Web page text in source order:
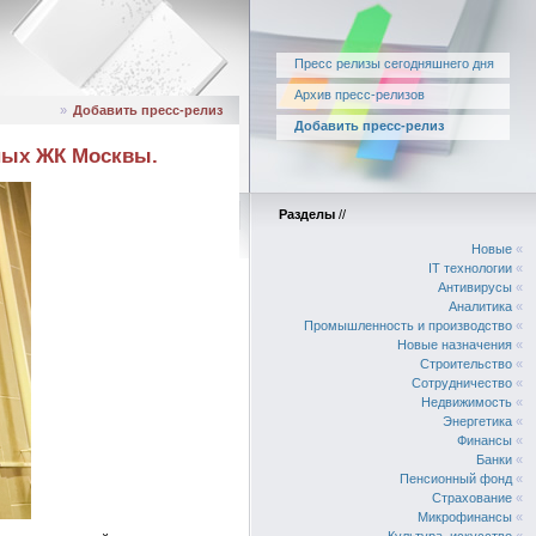
Пресс релизы сегодняшнего дня
Архив пресс-релизов
Добавить пресс-релиз
» Добавить пресс-релиз
ЖК Москвы.
Разделы //
Новые «
IT технологии «
Антивирусы «
Аналитика «
Промышленность и производство «
Новые назначения «
Строительство «
Сотрудничество «
Недвижимость «
Энергетика «
Финансы «
Банки «
Пенсионный фонд «
Страхование «
Микрофинансы «